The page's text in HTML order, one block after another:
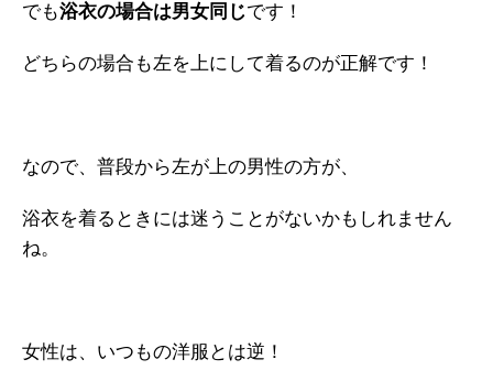
でも浴衣の場合は男女同じです！
どちらの場合も左を上にして着るのが正解です！
なので、普段から左が上の男性の方が、
浴衣を着るときには迷うことがないかもしれません
ね。
女性は、いつもの洋服とは逆！